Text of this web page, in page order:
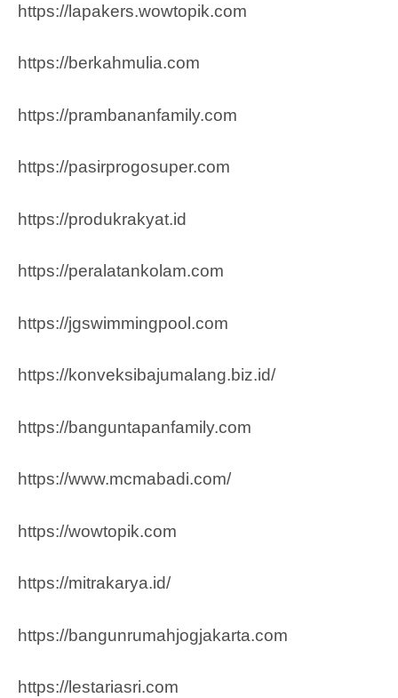
https://lapakers.wowtopik.com
https://berkahmulia.com
https://prambananfamily.com
https://pasirprogosuper.com
https://produkrakyat.id
https://peralatankolam.com
https://jgswimmingpool.com
https://konveksibajumalang.biz.id/
https://banguntapanfamily.com
https://www.mcmabadi.com/
https://wowtopik.com
https://mitrakarya.id/
https://bangunrumahjogjakarta.com
https://lestariasri.com